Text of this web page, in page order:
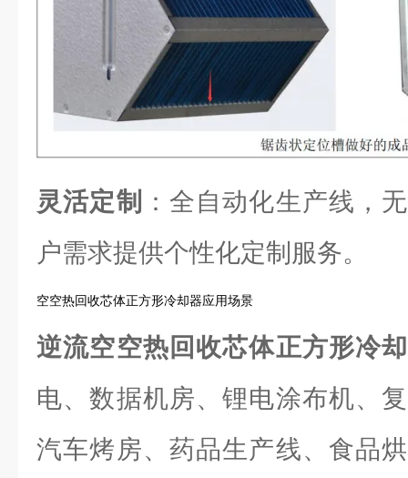
灵活定制
：全自动化生产线，
户需求提供个性化定制服务。
空空热回收芯体正方形冷却器应用场景
逆流空空热回收芯体正方形冷
电、数据机房、锂电涂布机、
汽车烤房、药品生产线、食品